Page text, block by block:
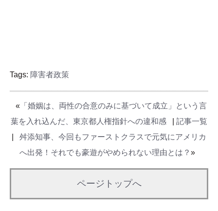
Tags: 障害者政策
« 「婚姻は、両性の合意のみに基づいて成立」という言
葉を入れ込んだ、東京都人権指針への違和感
記事一覧
舛添知事、今回もファーストクラスで元気にアメリカ
へ出発！それでも豪遊がやめられない理由とは？ »
ページトップへ